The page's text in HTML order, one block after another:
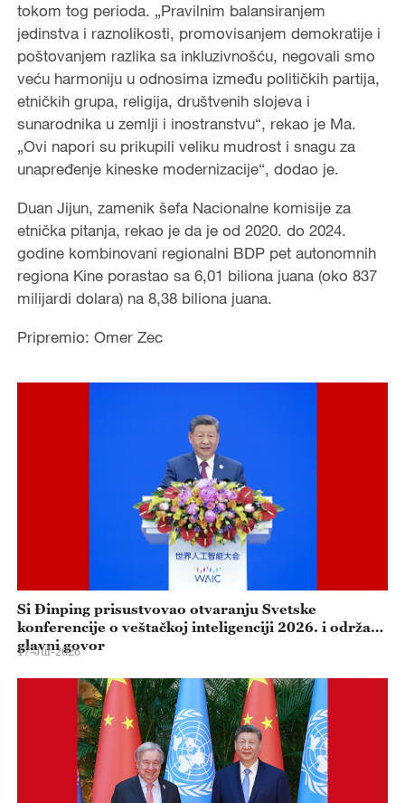
tokom tog perioda. „Pravilnim balansiranjem
jedinstva i raznolikosti, promovisanjem demokratije i
poštovanjem razlika sa inkluzivnošću, negovali smo
veću harmoniju u odnosima između političkih partija,
etničkih grupa, religija, društvenih slojeva i
sunarodnika u zemlji i inostranstvu“, rekao je Ma.
„Ovi napori su prikupili veliku mudrost i snagu za
unapređenje kineske modernizacije“, dodao je.
Duan Jijun, zamenik šefa Nacionalne komisije za
etnička pitanja, rekao je da je od 2020. do 2024.
godine kombinovani regionalni BDP pet autonomnih
regiona Kine porastao sa 6,01 biliona juana (oko 837
milijardi dolara) na 8,38 biliona juana.
Pripremio: Omer Zec
Si Đinping prisustvovao otvaranju Svetske
konferencije o veštačkoj inteligenciji 2026. i održao
glavni govor
17-Jul-2026